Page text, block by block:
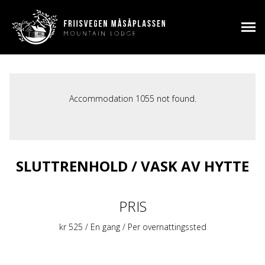
Accommodation 1055 not found.
SLUTTRENHOLD / VASK AV HYTTE
PRIS
kr525 / En gang / Per overnattingssted